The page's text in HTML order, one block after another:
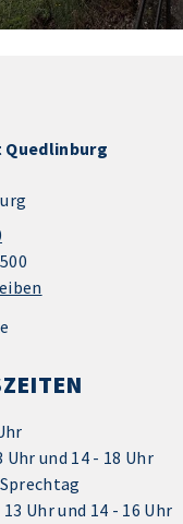
und 14 - 18 Uhr
Uhr und 14 - 16 Uhr